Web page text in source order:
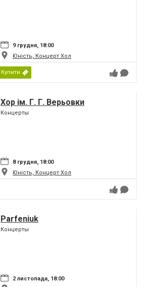
9 грудня, 18:00
Юність, Концерт Хол
Купити
Хор ім. Г. Г. Верьовки
Концерты
8 грудня, 18:00
Юність, Концерт Хол
Parfeniuk
Концерты
2 листопада, 18:00